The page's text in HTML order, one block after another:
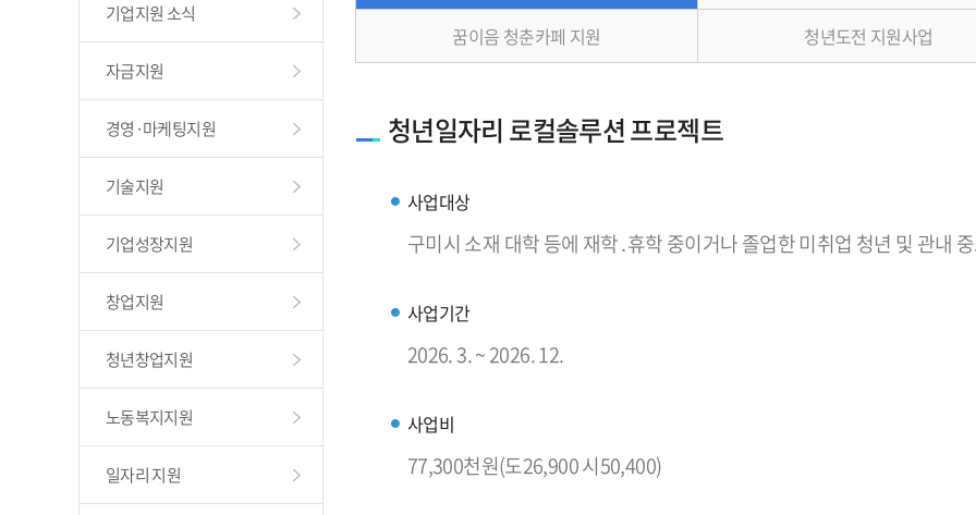
기업지원 소식
자금지원
경영·마케팅지원
기술지원
기업성장지원
창업지원
청년창업지원
노동복지지원
일자리 지원
꿈이음 청춘카페 지원 청년도전 지원사업
청년일자리 로컬솔루션 프로젝트
사업대상
구미시 소재 대학 등에 재학․휴학 중이거나 졸업한 미취업 청년 및 관내
사업기간
2026. 3. ~ 2026. 12.
사업비
77,300천원(도26,900 시50,400)